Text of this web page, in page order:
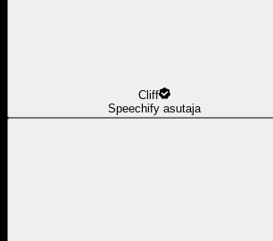
Cliff
Speechify asutaja